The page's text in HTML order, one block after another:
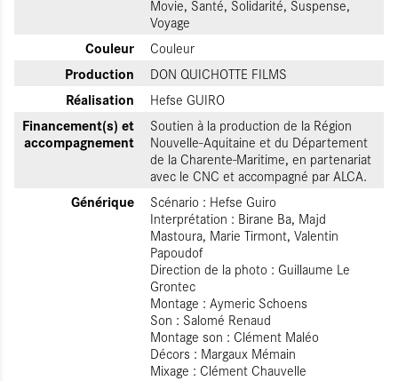
Movie, Santé, Solidarité, Suspense,
Voyage
Couleur Couleur
Production DON QUICHOTTE FILMS
Réalisation Hefse GUIRO
Financement(s) et
accompagnement
Soutien à la production de la Région
Nouvelle-Aquitaine et du Département
de la Charente-Maritime, en partenariat
avec le CNC et accompagné par ALCA.
Générique
Scénario : Hefse Guiro
Interprétation : Birane Ba, Majd
Mastoura, Marie Tirmont, Valentin
Papoudof
Direction de la photo : Guillaume Le
Grontec
Montage : Aymeric Schoens
Son : Salomé Renaud
Montage son : Clément Maléo
Décors : Margaux Mémain
Mixage : Clément Chauvelle